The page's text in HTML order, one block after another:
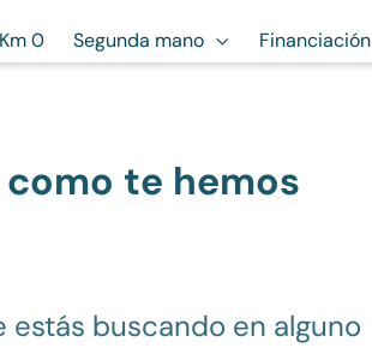
Km 0 Segunda mano Financiación
te hemos
buscando en alguno